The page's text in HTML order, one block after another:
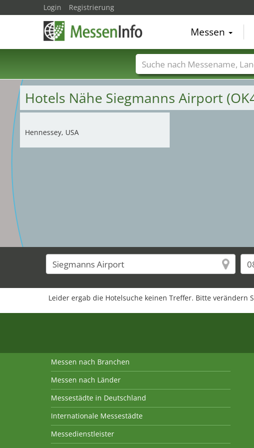
Hotels Nähe Siegmanns Airport
Hennessey, USA
Leider ergab die Hotelsuche keinen Treffer. Bitte verändern
Login Registrierung
Messen
Messenamen Länder
Messen nach Branchen
Messen nach Länder
Messestädte in Deutschland
Internationale Messestädte
Messedienstleister